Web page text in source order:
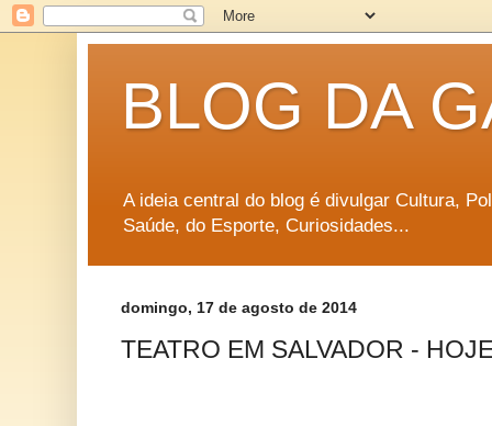
BLOG DA
A ideia central do blog é divulgar Cultura,
Saúde, do Esporte, Curiosidades...
domingo, 17 de agosto de 2014
TEATRO EM SALVADOR -